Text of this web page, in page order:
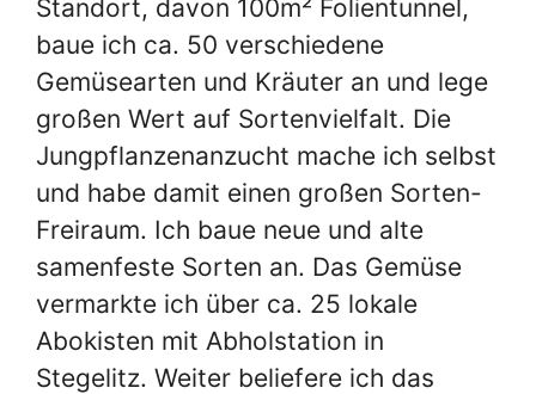
Standort, davon 100m² Folientunnel,
baue ich ca. 50 verschiedene
Gemüsearten und Kräuter an und lege
großen Wert auf Sortenvielfalt. Die
Jungpflanzenanzucht mache ich selbst
und habe damit einen großen Sorten-
Freiraum. Ich baue neue und alte
samenfeste Sorten an. Das Gemüse
vermarkte ich über ca. 25 lokale
Abokisten mit Abholstation in
Stegelitz. Weiter beliefere ich das